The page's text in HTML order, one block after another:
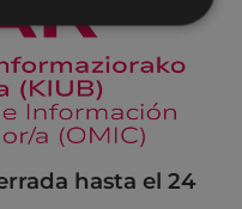
hasta el 24